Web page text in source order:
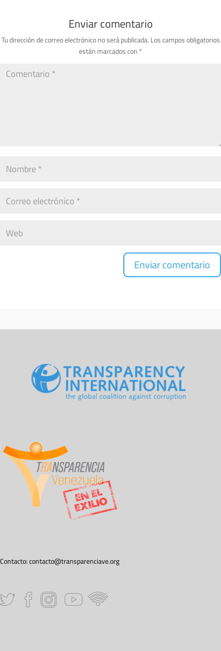
Enviar comentario
Tu dirección de correo electrónico no será publicada. Los campos obligatorios
están marcados con *
Contacto:contacto@transparenciave.org